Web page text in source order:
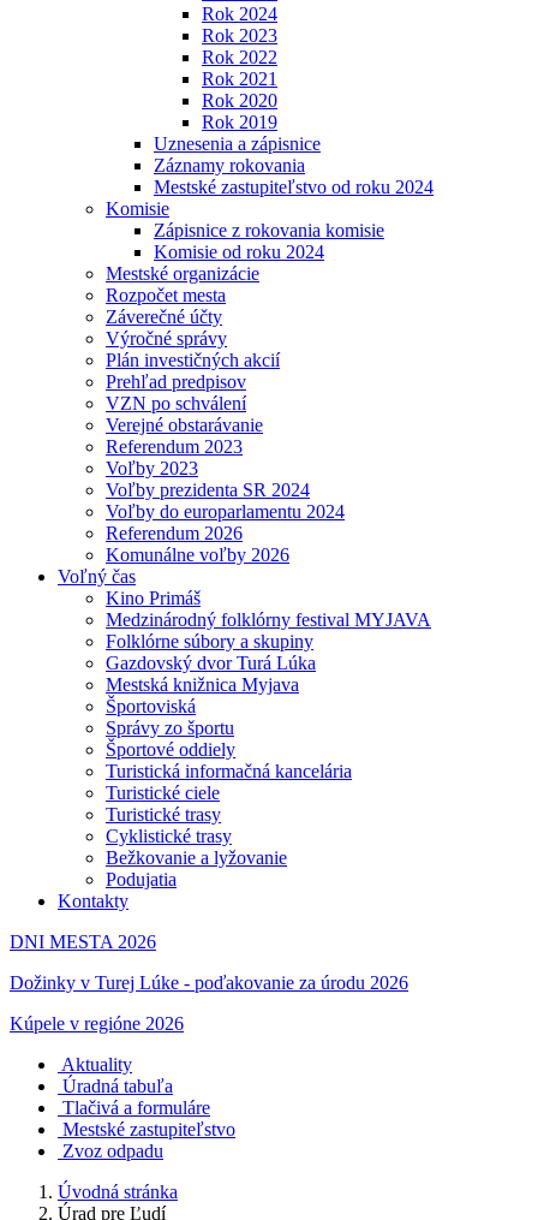
Rok 2024
Rok 2023
Rok 2022
Rok 2021
Rok 2020
Rok 2019
Uznesenia a zápisnice
Záznamy rokovania
Mestské zastupiteľstvo od roku 2024
Komisie
Zápisnice z rokovania komisie
Komisie od roku 2024
Mestské organizácie
Rozpočet mesta
Záverečné účty
Výročné správy
Plán investičných akcií
Prehľad predpisov
VZN po schválení
Verejné obstarávanie
Referendum 2023
Voľby 2023
Voľby prezidenta SR 2024
Voľby do europarlamentu 2024
Referendum 2026
Komunálne voľby 2026
Voľný čas
Kino Primáš
Medzinárodný folklórny festival MYJAVA
Folklórne súbory a skupiny
Gazdovský dvor Turá Lúka
Mestská knižnica Myjava
Športoviská
Správy zo športu
Športové oddiely
Turistická informačná kancelária
Turistické ciele
Turistické trasy
Cyklistické trasy
Bežkovanie a lyžovanie
Podujatia
Kontakty
DNI MESTA 2026
Dožinky v Turej Lúke - poďakovanie za úrodu 2026
Kúpele v regióne 2026
Aktuality
Úradná tabuľa
Tlačivá a formuláre
Mestské zastupiteľstvo
Zvoz odpadu
Úvodná stránka
Úrad pre Ľudí